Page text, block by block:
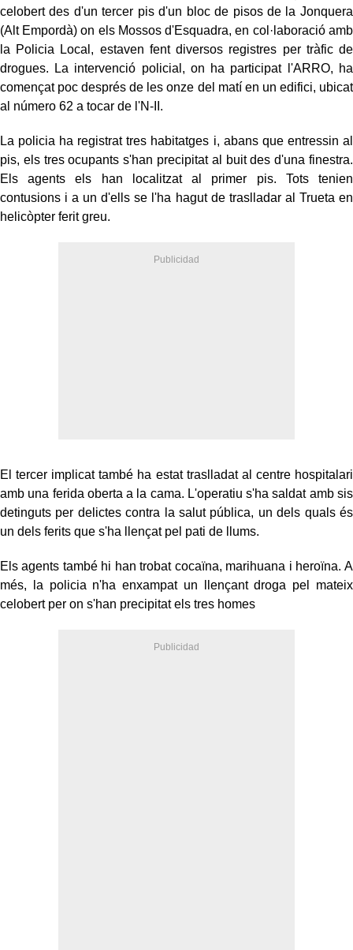
celobert des d'un tercer pis d'un bloc de pisos de la Jonquera
(Alt Empordà) on els Mossos d'Esquadra, en col·laboració amb
la Policia Local, estaven fent diversos registres per tràfic de
drogues. La intervenció policial, on ha participat l'ARRO, ha
començat poc després de les onze del matí en un edifici, ubicat
al número 62 a tocar de l'N-II.
La policia ha registrat tres habitatges i, abans que entressin al
pis, els tres ocupants s'han precipitat al buit des d'una finestra.
Els agents els han localitzat al primer pis. Tots tenien
contusions i a un d'ells se l'ha hagut de traslladar al Trueta en
helicòpter ferit greu.
El tercer implicat també ha estat traslladat al centre hospitalari
amb una ferida oberta a la cama. L'operatiu s'ha saldat amb sis
detinguts per delictes contra la salut pública, un dels quals és
un dels ferits que s'ha llençat pel pati de llums.
Els agents també hi han trobat cocaïna, marihuana i heroïna. A
més, la policia n'ha enxampat un llençant droga pel mateix
celobert per on s'han precipitat els tres homes